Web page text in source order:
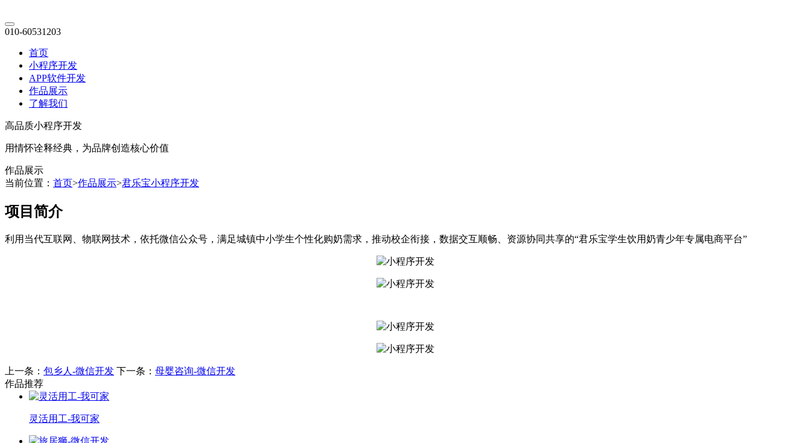
010-60531203
首页
小程序开发
APP软件开发
作品展示
了解我们
高品质小程序开发
用情怀诠释经典，为品牌创造核心价值
作品展示
当前位置： 首页>作品展示>君乐宝小程序开发
项目简介
利用当代互联网、物联网技术，依托微信公众号，满足城镇中小学生个性化购奶需求，推动校企衔接，数据交互顺畅、资源协同共享的“君乐宝学生饮用奶青少年专属电商平台”
上一条： 包乡人-微信开发 下一条： 母婴咨询-微信开发
作品推荐
灵活用工-我可家